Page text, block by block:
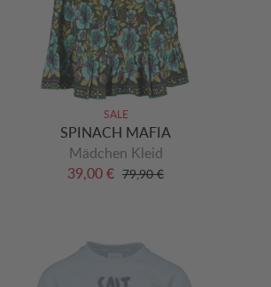
SALE
SPINACH MAFIA
Mädchen Kleid
39,00 € 79,90 €